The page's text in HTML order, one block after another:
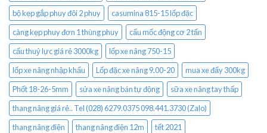
bộ kẹp gắp phuy đôi 2 phuy
casumina 815-15 lốp đặc
càng kẹp phuy đơn 1 thùng phuy
cẩu mốc động cơ 2 tấn
cẩu thuỷ lực giá rẻ 3000kg
lốp xe nâng 750-15
lốp xe nâng nhập khẩu
Lốp đặc xe nâng 9.00-20
mua xe đẩy 300kg
Phốt 18-26-5mm
sửa xe nâng bán tự động
sữa xe nâng tay thấp
thang nâng giá rẻ.. Tel (028) 6279.0375 098.441.3730 (Zalo)
thang nâng điện
thang nâng điện 12m
tết 2021